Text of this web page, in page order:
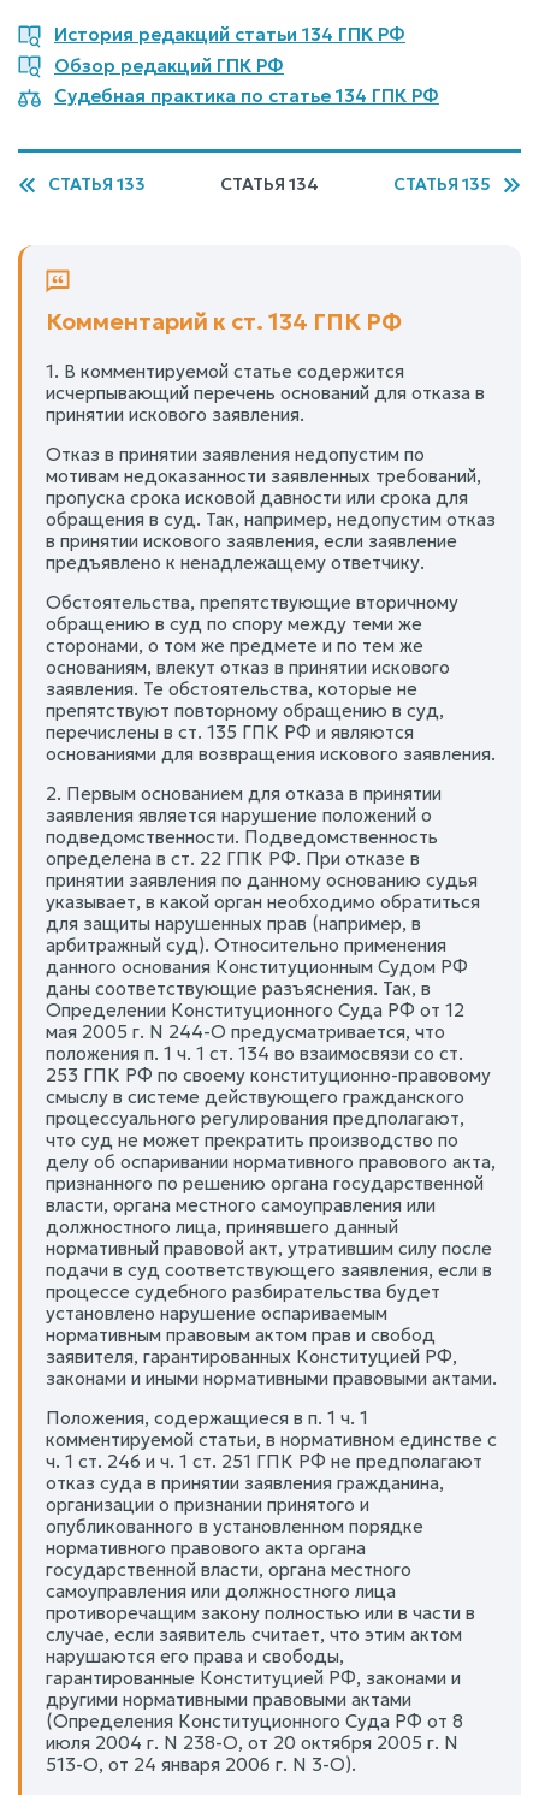
История редакций статьи 134 ГПК РФ
Обзор редакций ГПК РФ
Судебная практика по статье 134 ГПК РФ
СТАТЬЯ 133 СТАТЬЯ 134 СТАТЬЯ 135
Комментарий к ст. 134 ГПК РФ
1. В комментируемой статье содержится
исчерпывающий перечень оснований для отказа в
принятии искового заявления.
Отказ в принятии заявления недопустим по
мотивам недоказанности заявленных требований,
пропуска срока исковой давности или срока для
обращения в суд. Так, например, недопустим отказ
в принятии искового заявления, если заявление
предъявлено к ненадлежащему ответчику.
Обстоятельства, препятствующие вторичному
обращению в суд по спору между теми же
сторонами, о том же предмете и по тем же
основаниям, влекут отказ в принятии искового
заявления. Те обстоятельства, которые не
препятствуют повторному обращению в суд,
перечислены в ст. 135 ГПК РФ и являются
основаниями для возвращения искового заявления.
2. Первым основанием для отказа в принятии
заявления является нарушение положений о
подведомственности. Подведомственность
определена в ст. 22 ГПК РФ. При отказе в
принятии заявления по данному основанию судья
указывает, в какой орган необходимо обратиться
для защиты нарушенных прав (например, в
арбитражный суд). Относительно применения
данного основания Конституционным Судом РФ
даны соответствующие разъяснения. Так, в
Определении Конституционного Суда РФ от 12
мая 2005 г. N 244-О предусматривается, что
положения п. 1 ч. 1 ст. 134 во взаимосвязи со ст.
253 ГПК РФ по своему конституционно-правовому
смыслу в системе действующего гражданского
процессуального регулирования предполагают,
что суд не может прекратить производство по
делу об оспаривании нормативного правового акта,
признанного по решению органа государственной
власти, органа местного самоуправления или
должностного лица, принявшего данный
нормативный правовой акт, утратившим силу после
подачи в суд соответствующего заявления, если в
процессе судебного разбирательства будет
установлено нарушение оспариваемым
нормативным правовым актом прав и свобод
заявителя, гарантированных Конституцией РФ,
законами и иными нормативными правовыми актами.
Положения, содержащиеся в п. 1 ч. 1
комментируемой статьи, в нормативном единстве с
ч. 1 ст. 246 и ч. 1 ст. 251 ГПК РФ не предполагают
отказ суда в принятии заявления гражданина,
организации о признании принятого и
опубликованного в установленном порядке
нормативного правового акта органа
государственной власти, органа местного
самоуправления или должностного лица
противоречащим закону полностью или в части в
случае, если заявитель считает, что этим актом
нарушаются его права и свободы,
гарантированные Конституцией РФ, законами и
другими нормативными правовыми актами
(Определения Конституционного Суда РФ от 8
июля 2004 г. N 238-О, от 20 октября 2005 г. N
513-О, от 24 января 2006 г. N 3-О).